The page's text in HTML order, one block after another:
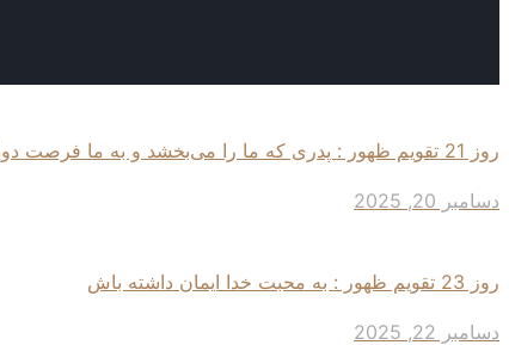
روز 21 تقویم ظهور : پدری که ما را می‌بخشد و به ما فرصت دوباره می‌دهد
دسامبر 20, 2025
روز 23 تقویم ظهور : به محبت خدا ایمان داشته باش
دسامبر 22, 2025